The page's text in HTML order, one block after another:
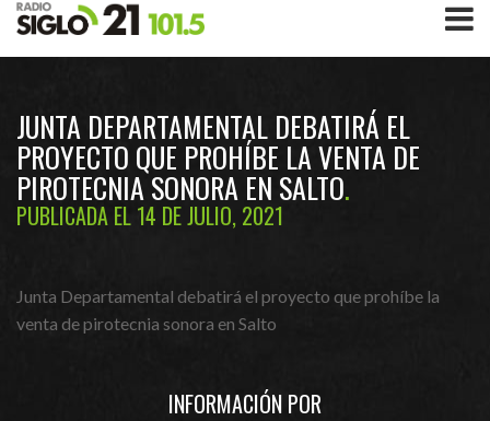
JUNTA DEPARTAMENTAL DEBATIRÁ EL
PROYECTO QUE PROHÍBE LA VENTA DE
PIROTECNIA SONORA EN SALTO
PUBLICADA EL 14 DE JULIO, 2021
Junta Departamental debatirá el proyecto que prohíbe la
venta de pirotecnia sonora en Salto
INFORMACIÓN POR